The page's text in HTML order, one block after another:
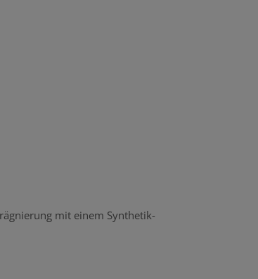
mit einem Synthetik-